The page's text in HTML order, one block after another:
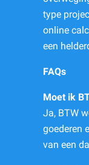
type
online
een
FAQs
Moet ik
Ja, BTW
goederen
van een